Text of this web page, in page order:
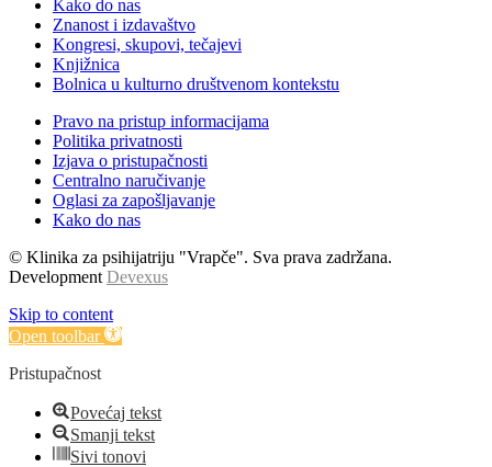
Kako do nas
Znanost i izdavaštvo
Kongresi, skupovi, tečajevi
Knjižnica
Bolnica u kulturno društvenom kontekstu
Pravo na pristup informacijama
Politika privatnosti
Izjava o pristupačnosti
Centralno naručivanje
Oglasi za zapošljavanje
Kako do nas
© Klinika za psihijatriju "Vrapče". Sva prava zadržana.
Development Devexus
Skip to content
Open toolbar
Pristupačnost
Povećaj tekst
Smanji tekst
Sivi tonovi